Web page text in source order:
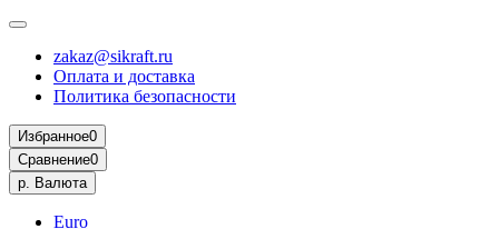
zakaz@sikraft.ru
Оплата и доставка
Политика безопасности
Избранное0
Сравнение0
р. Валюта
Euro